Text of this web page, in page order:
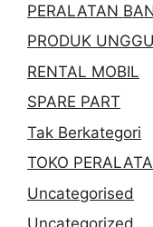
PERALATAN
PRODUK
RENTAL MOBIL
SPARE PART
Tak Berkategori
TOKO
Uncategorised